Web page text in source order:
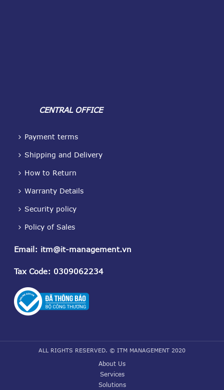
CENTRAL OFFICE
Payment terms
Shipping and Delivery
How to Return
Warranty Details
Security policy
Policy of Sales
Email: itm@it-management.vn
Tax Code: 0309062234
ALL RIGHTS RESERVED. © ITM MANAGEMENT 2020
About Us
Services
Solutions